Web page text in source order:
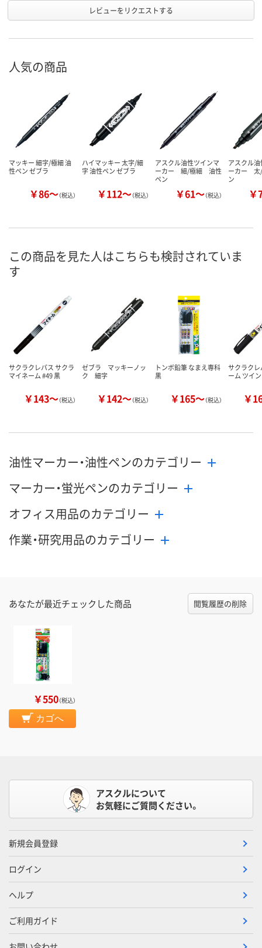
レビューをリクエストする
人気の商品
マッキー 細字/極細 油
性ペン ゼブラ
￥86～（税込）
ハイマッキー 太字/細
字 油性ペン ゼブラ
￥112～（税込）
アスクル油性ツインマ
ーカー 細/極細 油性
ペン
￥61～（税込）
アスクル
ーカー
ン
￥
この商品を見た人はこちらも検討されていま
す
サクラクレパス サクラ
マイネーム #49 黒
￥143～（税込）
ゼブラ マッキーノッ
ク 細字
￥142～（税込）
トンボ鉛筆 なまえ専科
黒
￥165～（税込）
サクラク
ーム ツイ
￥
油性マーカー・油性ペンのカテゴリー
マーカー・蛍光ペンのカテゴリー
オフィス用品のカテゴリー
作業・研究用品のカテゴリー
あなたが最近チェックした商品 閲覧履歴の削除
￥550（税込）
カゴへ
アスクルについて
お気軽にご質問ください。
新規会員登録
ログイン
ヘルプ
ご利用ガイド